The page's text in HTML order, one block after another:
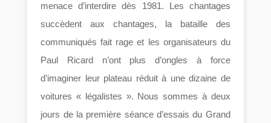
menace d’interdire dès 1981. Les chantages
succèdent aux chantages, la bataille des
communiqués fait rage et les organisateurs du
Paul Ricard n’ont plus d’ongles à force
d’imaginer leur plateau réduit à une dizaine de
voitures « légalistes ». Nous sommes à deux
jours de la première séance d’essais du Grand